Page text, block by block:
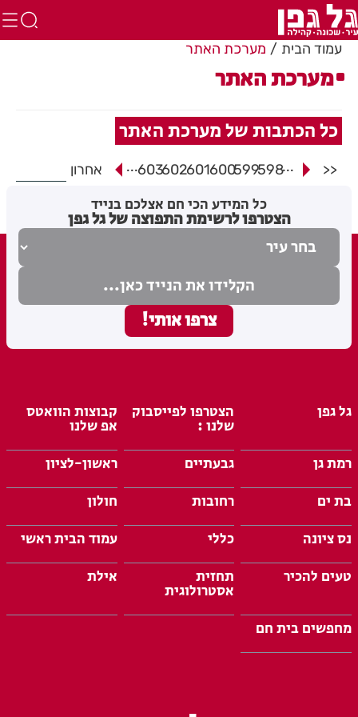
עמוד הבית מערכת האתר
מערכת האתר
כל הכתבות של מערכת האתר
<<
...
598
599
600
601
602
603
... אחרון
כל המידע הכי חם אצלכם בנייד
הצטרפו לרשימת התפוצה של גל גפן
גל גפן הצטרפו לפייסבוק
שלנו :
קבוצות הוואטס
אפ שלנו
רמת גן
גבעתיים
ראשון-לציון
בת ים
רחובות
חולון
נס ציונה
כללי
עמוד הבית ראשי
טעים להכיר
תחזית
אסטרולוגית
אילת
מחפשים בית חם